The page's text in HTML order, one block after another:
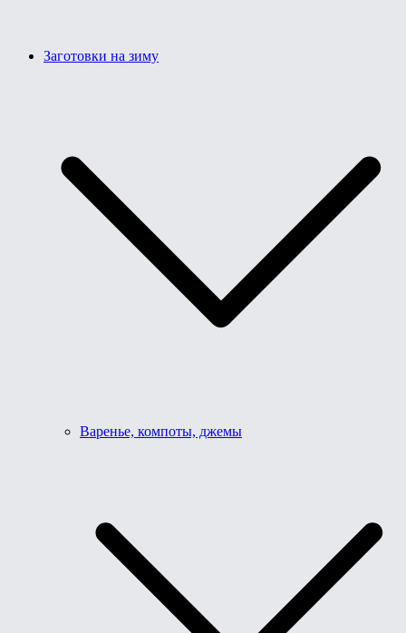
Заготовки на зиму
Варенье, компоты, джемы